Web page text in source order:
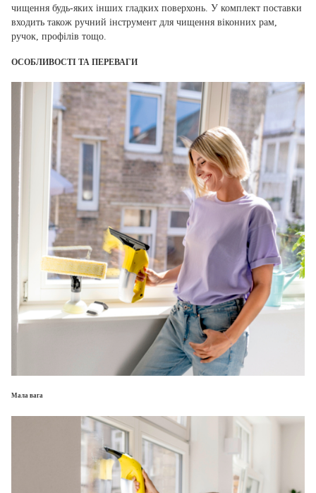
чищення будь-яких інших гладких поверхонь. У комплект поставки
входить також ручний інструмент для чищення віконних рам,
ручок, профілів тощо.
ОСОБЛИВОСТІ ТА ПЕРЕВАГИ
Мала вага